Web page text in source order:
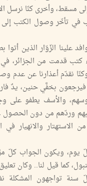
مسقط، وأخرى كنّا نرسل
في تأخّر وصول الكتب
علينا الزّوّار الذين أتوا
كتب قدمت من الجزائر، في
نقدّم أعذارنا عن عدم
فيرجعون بخفَّي حنين، يدٌ
والأسف يطفو على
وردّهم من دون
الاستهتار والانهيار في
كلّ يوم، ويكون الجواب كلّ
كما قيل لنا.. وكان
تواجهون المشكلة